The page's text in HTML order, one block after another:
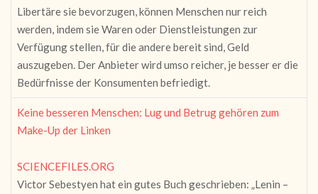
Libertäre sie bevorzugen, können Menschen nur reich
werden, indem sie Waren oder Dienstleistungen zur
Verfügung stellen, für die andere bereit sind, Geld
auszugeben. Der Anbieter wird umso reicher, je besser er die
Bedürfnisse der Konsumenten befriedigt.
Keine besseren Menschen: Lug und Betrug gehören zum
Make-Up der Linken
SCIENCEFILES.ORG
Victor Sebestyen hat ein gutes Buch geschrieben: „Lenin –